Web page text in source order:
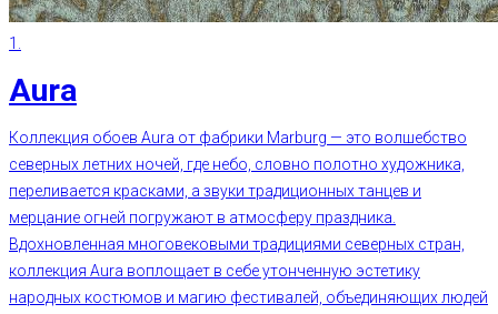
1.
Aura
Коллекция обоев Aura от фабрики Marburg — это волшебство
северных летних ночей, где небо, словно полотно художника,
переливается красками, а звуки традиционных танцев и
мерцание огней погружают в атмосферу праздника.
Вдохновленная многовековыми традициями северных стран,
коллекция Aura воплощает в себе утонченную эстетику
народных костюмов и магию фестивалей, объединяющих людей